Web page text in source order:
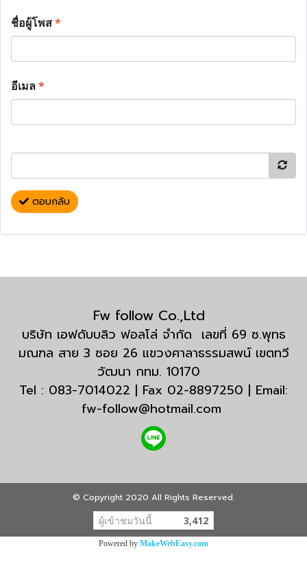
ชื่อผู้โพส*
อีเมล*
ตอบกลับ
Fw follow Co.,Ltd
บริษัท เอฟดับบลิว ฟอลโล่ จำกัด เลขที่ 69 ซ.พุทธ
มณฑล สาย 3 ซอย 26 แขวงศาลาธรรมสพน์ เขตทวี
วัฒนา กทม. 10170
Tel : 083-7014022 | Fax 02-8897250 | Email:
fw-follow@hotmail.com
© Copyright 2020 All Rights Reserved.
ผู้เข้าชมวันนี้ 3,412
Powered by MakeWebEasy.com